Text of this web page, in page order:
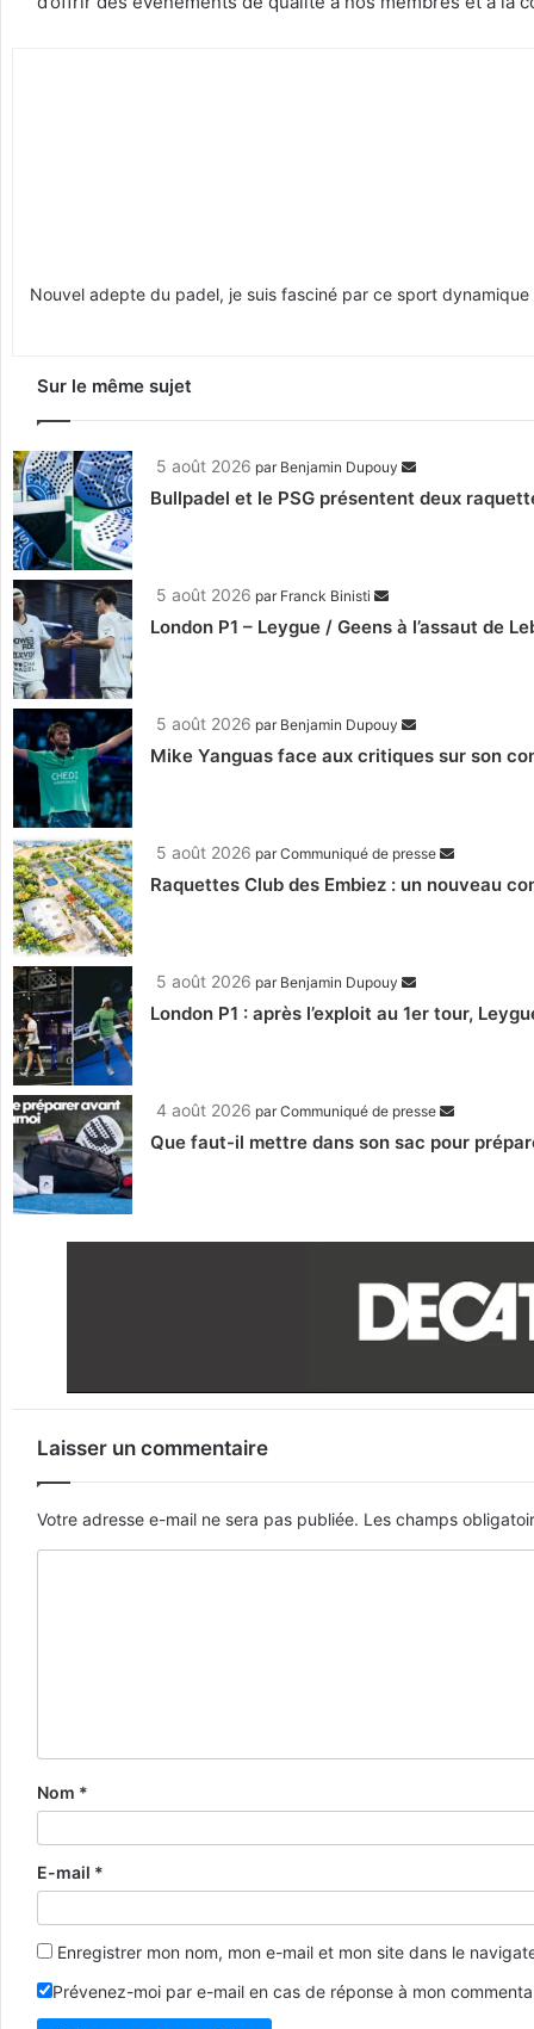
Nouvel adepte du padel, je suis fasciné par ce sport
Sur le même sujet
5 août 2026 par Benjamin Dupouy
Bullpadel et le PSG présentent deux
5 août 2026 par Franck Binisti
London P1 – Leygue / Geens à l’assaut de
5 août 2026 par Benjamin Dupouy
Mike Yanguas face aux critiques sur son
5 août 2026 parCommuniqué de presse
Raquettes Club des Embiez : un nouveau
5 août 2026 par Benjamin Dupouy
London P1 : après l’exploit au 1er tour,
4 août 2026 parCommuniqué de presse
Que faut-il mettre dans son sac pour
Laisser un commentaire
Votre adresse e-mail ne sera pas publiée. Les champs
Nom *
E-mail *
Enregistrer mon nom, mon e-mail et mon site dans le
Prévenez-moi par e-mail en cas de réponse à mon